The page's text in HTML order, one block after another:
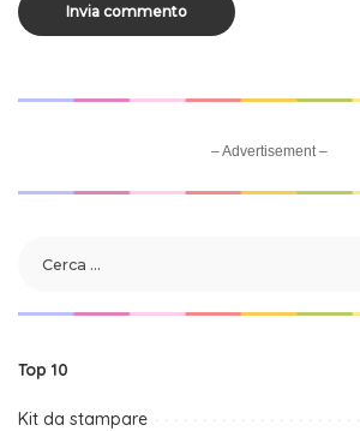
– Advertisement –
Top 10
Kit da stampare